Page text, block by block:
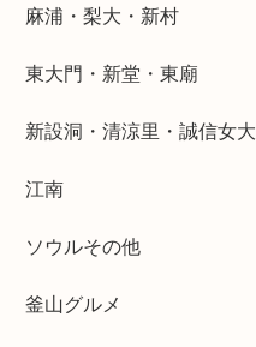
麻浦・梨大・新村
東大門・新堂・東廟
新設洞・清涼里・誠信女大
江南
ソウルその他
釜山グルメ